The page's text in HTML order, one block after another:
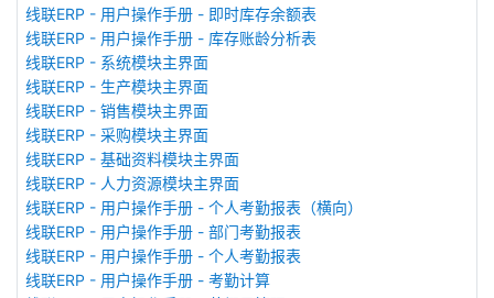
线联ERP - 用户操作手册 - 即时库存余额表
线联ERP - 用户操作手册 - 库存账龄分析表
线联ERP - 系统模块主界面
线联ERP - 生产模块主界面
线联ERP - 销售模块主界面
线联ERP - 采购模块主界面
线联ERP - 基础资料模块主界面
线联ERP - 人力资源模块主界面
线联ERP - 用户操作手册 - 个人考勤报表（横向）
线联ERP - 用户操作手册 - 部门考勤报表
线联ERP - 用户操作手册 - 个人考勤报表
线联ERP - 用户操作手册 - 考勤计算